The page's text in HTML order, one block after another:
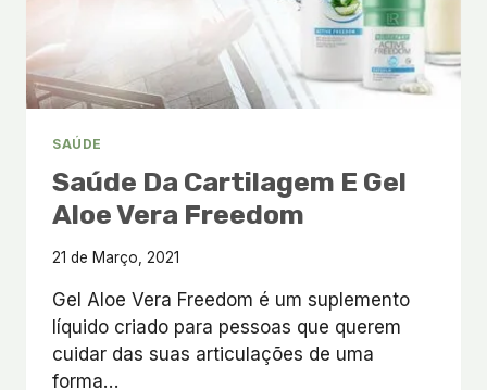
SAÚDE
Saúde Da Cartilagem E Gel
Aloe Vera Freedom
21 de Março, 2021
Gel Aloe Vera Freedom é um suplemento
líquido criado para pessoas que querem
cuidar das suas articulações de uma
forma…